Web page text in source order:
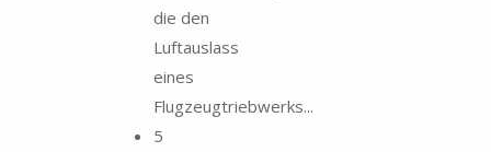
die den
Luftauslass
eines
Flugzeugtriebwerks...
5